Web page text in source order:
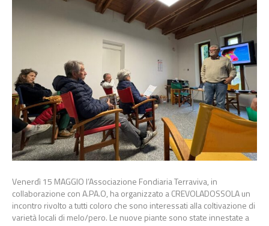
Venerdì 15 MAGGIO l’Associazione Fondiaria Terraviva, in
collaborazione con A.PA.O, ha organizzato a CREVOLADOSSOLA un
incontro rivolto a tutti coloro che sono interessati alla coltivazione di
varietà locali di melo/pero. Le nuove piante sono state innestate a